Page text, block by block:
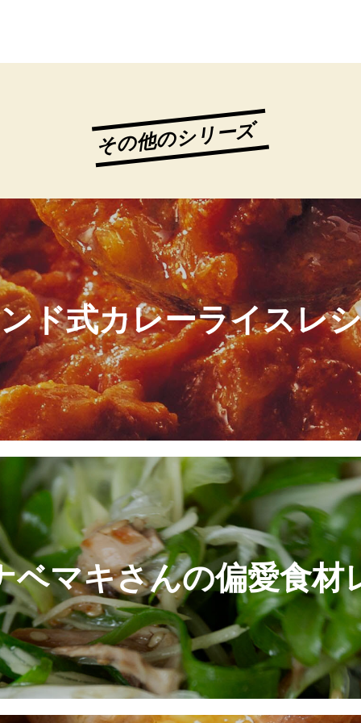
その他のシリーズ
ド式カレーライスレ
ベマキさんの偏愛食材